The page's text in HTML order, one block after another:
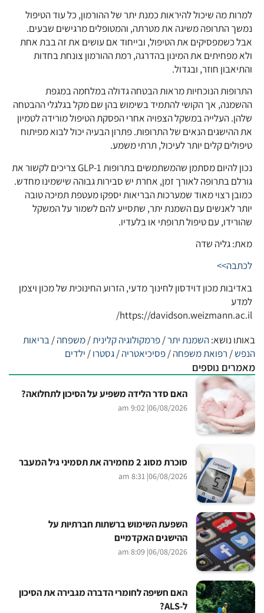
למרות מה שיכול להיראות כמנת יתר של ההורמון, כל עוד הטיפול
נמשך התרופה משיגה את מטרתה, והמטופלים מרגישים שבעים.
אבל כשמפסיקים את הטיפול, ובייחוד אם עושים את זה בבת אחת
ולא מפחיתים את המינון בהדרגה, רמת ההורמון צונחת בחדות
והתיאבון חוזר, ובגדול.
התרופות הנוכחיות מראות הבטחה גדולה במלחמה במגפת
ההשמנה, אך הקושי להתמיד בשימוש בהן שם מקל בגלגלי ההבטחה
שלהן. העלייה במשקל הצפויה אחרי הפסקת הטיפול מורידה לטמיון
את ההישגים הנאים של התרופות. פתרון הבעיה יכול לבוא מפיתוח
טיפולים קלים יותר לעיכול, תרתי משמע.
נכון להיום מסתמן שהמשתמשים בתרופות GLP-1 צריכים לקשור את
גורלם בתרופה לאורך זמן, אחרת יש סבירות גבוהה שישמינו מחדש.
כמובן רצוי מאוד שמערכות הבריאות יספקו מעטפת תמיכה טובה
יותר לאנשים עם השמנת יתר, שתסייע להם לשמור על המשקל
שהורידו, עם טיפול תרופתי או בלעדיו.
מאת: גליה שדה
לכתבה>>
באדיבות מכון דוידסון לחינוך מדעי, הזרוע החינוכית של מכון ויצמן
למדע
https://davidson.weizmann.ac.il/
באותו נושא:השמנת יתר/פרמקולוגיה קלינית/משפחה/בריאות
הנפש/ רפואת משפחה/פסיכיאטריה/גסטרו/ ילדים
מאמרים נוספים
האם סדר הלידה משפיע על הסיכון לתחלואה?
06/08/2026
| 9:02 am
סוכרת מסוג 2 מחמירה את תסמיני גיל המעבר
06/08/2026
| 8:31 am
השפעת השימוש ברשתות חברתיות על
ההישגים האקדמיים
06/08/2026
| 8:09 am
האם חשיפה לחומרי הדברה מגבירה את הסיכון
ל-ALS?